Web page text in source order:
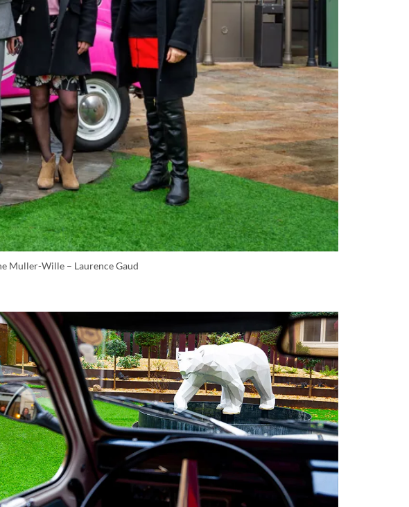
Muller-Wille – Laurence Gaud